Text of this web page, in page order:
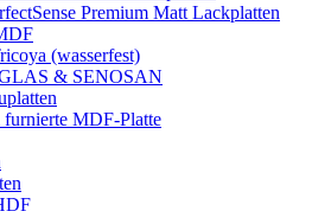
Premium Matt Lackplatten
(wasserfest)
& SENOSAN
furnierte MDF-Platte